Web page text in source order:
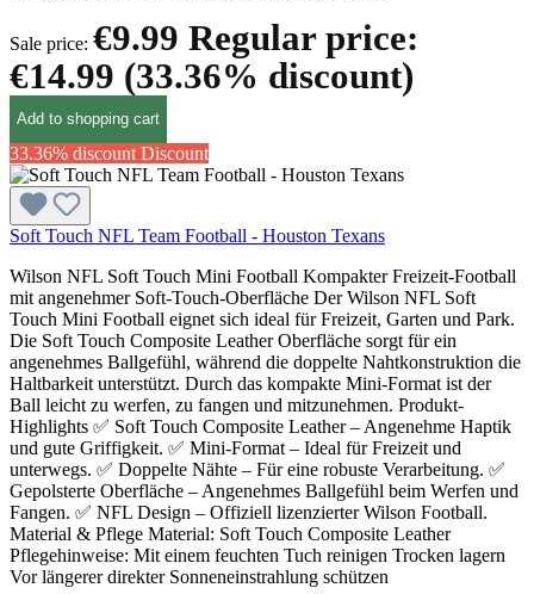
Sale price: €9.99 Regular price:
€14.99 (33.36% discount)
Add to shopping cart
33.36% discount Discount
Soft Touch NFL Team Football - Houston Texans
Wilson NFL Soft Touch Mini Football Kompakter Freizeit-Football
mit angenehmer Soft-Touch-Oberfläche Der Wilson NFL Soft
Touch Mini Football eignet sich ideal für Freizeit, Garten und Park.
Die Soft Touch Composite Leather Oberfläche sorgt für ein
angenehmes Ballgefühl, während die doppelte Nahtkonstruktion die
Haltbarkeit unterstützt. Durch das kompakte Mini-Format ist der
Ball leicht zu werfen, zu fangen und mitzunehmen. Produkt-
Highlights ✅ Soft Touch Composite Leather – Angenehme Haptik
und gute Griffigkeit. ✅ Mini-Format – Ideal für Freizeit und
unterwegs. ✅ Doppelte Nähte – Für eine robuste Verarbeitung. ✅
Gepolsterte Oberfläche – Angenehmes Ballgefühl beim Werfen und
Fangen. ✅ NFL Design – Offiziell lizenzierter Wilson Football.
Material & Pflege Material: Soft Touch Composite Leather
Pflegehinweise: Mit einem feuchten Tuch reinigen Trocken lagern
Vor längerer direkter Sonneneinstrahlung schützen